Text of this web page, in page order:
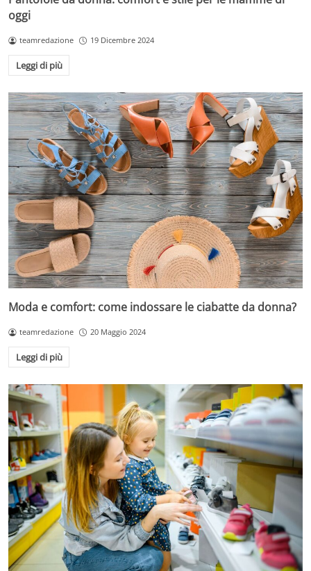
oggi
teamredazione 19 Dicembre 2024
Leggi di più
Moda e comfort: come indossare le ciabatte da donna?
teamredazione 20 Maggio 2024
Leggi di più